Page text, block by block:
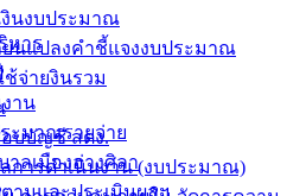
งินงบประมาณ
ยนแปลงคำชี้แจงงบประมาณ
จ่ายงินรวม
อบบัญชี สตง.
การดำเนินงาน (งบประมาณ)
หาร
าน
ะมาณรายจ่าย
ลเมืองอ่างศิลา
ามและประเมินผลฯ